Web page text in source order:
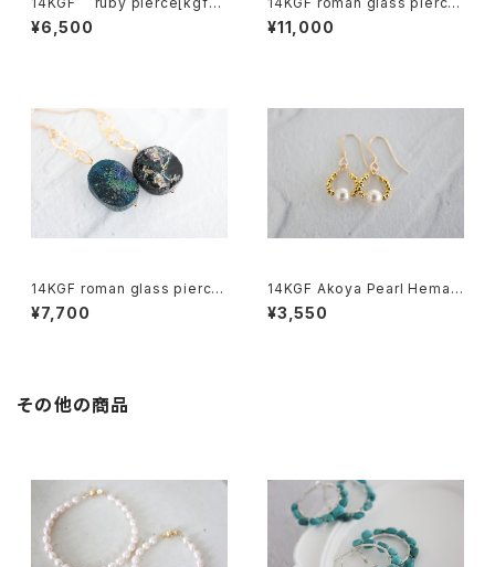
50]
¥6,500
[kgf5586]
¥11,000
14KGF roman glass pierce
[kgf5559]
¥7,700
14KGF Akoya Pearl Hemati
te Earrings[kgf5576]
¥3,550
その他の商品